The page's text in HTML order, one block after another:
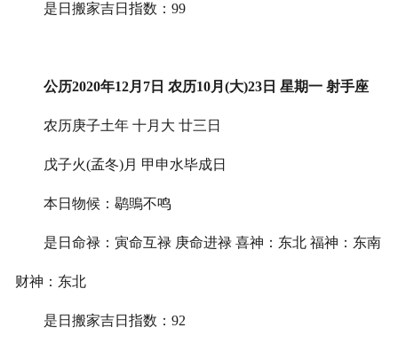
是日搬家吉日指数：99
公历2020年12月7日 农历10月(大)23日 星期一 射手座
农历庚子土年 十月大 廿三日
戊子火(孟冬)月 甲申水毕成日
本日物候：鹖鴠不鸣
是日命禄：寅命互禄 庚命进禄 喜神：东北 福神：东南
财神：东北
是日搬家吉日指数：92